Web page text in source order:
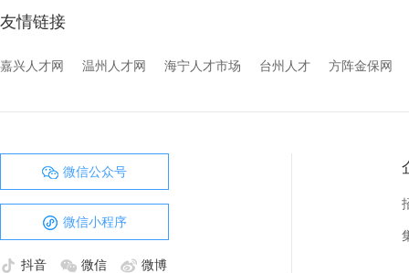
友情链接
嘉兴人才网 温州人才网 海宁人才市场 台州人才 方阵金保网
微信公众号
微信小程序
抖音 微信 微博